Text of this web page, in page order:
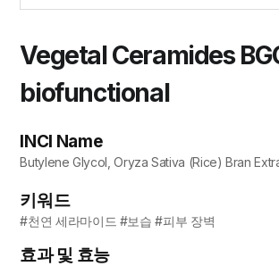
Vegetal Ceramides
biofunctional
INCI Name
Butylene Glycol, Oryza Sativa (Rice) Bran
키워드
#천연 세라마이드 #보습 #피부 장벽
효과 및 효능